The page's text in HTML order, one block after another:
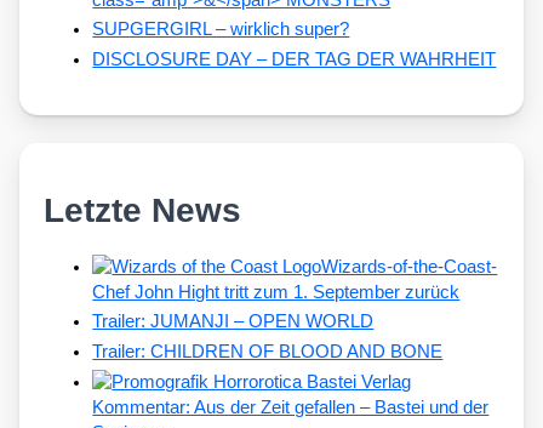
SUPGERGIRL – wirklich super?
DISCLOSURE DAY – DER TAG DER WAHRHEIT
Letzte News
Wizards-of-the-Coast-
Chef John Hight tritt zum 1. September zurück
Trailer: JUMANJI – OPEN WORLD
Trailer: CHILDREN OF BLOOD AND BONE
Kommentar: Aus der Zeit gefallen – Bastei und der